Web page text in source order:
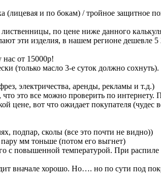
(лицевая и по бокам) / тройное защитное
лиственницы, по цене ниже данного
эти изделия, в нашем регионе дешевле
от 15000р!
(только масло 3-е суток должно сохнуть).
электричества, аренды, рекламы и т.д.)
это все можно проверить по
цене, вот что ожидает покупателя (чудес
подпар, сколы (все это почти не видно))
мм тоньше (потом его выгнет)
с повышенной температурой. При
вначале хорошо. Но…. но по сути под